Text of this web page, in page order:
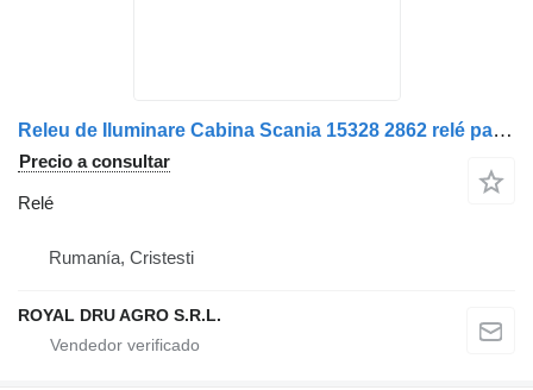
Releu de Iluminare Cabina Scania 15328 2862 relé para camión
Precio a consultar
Relé
Rumanía, Cristesti
ROYAL DRU AGRO S.R.L.